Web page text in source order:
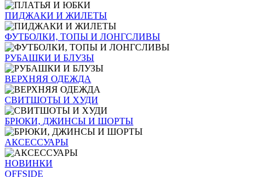
ПИДЖАКИ И ЖИЛЕТЫ
ФУТБОЛКИ, ТОПЫ И ЛОНГСЛИВЫ
РУБАШКИ И БЛУЗЫ
ВЕРХНЯЯ ОДЕЖДА
СВИТШОТЫ И ХУДИ
БРЮКИ, ДЖИНСЫ И ШОРТЫ
АКСЕССУАРЫ
НОВИНКИ
OFFSIDE